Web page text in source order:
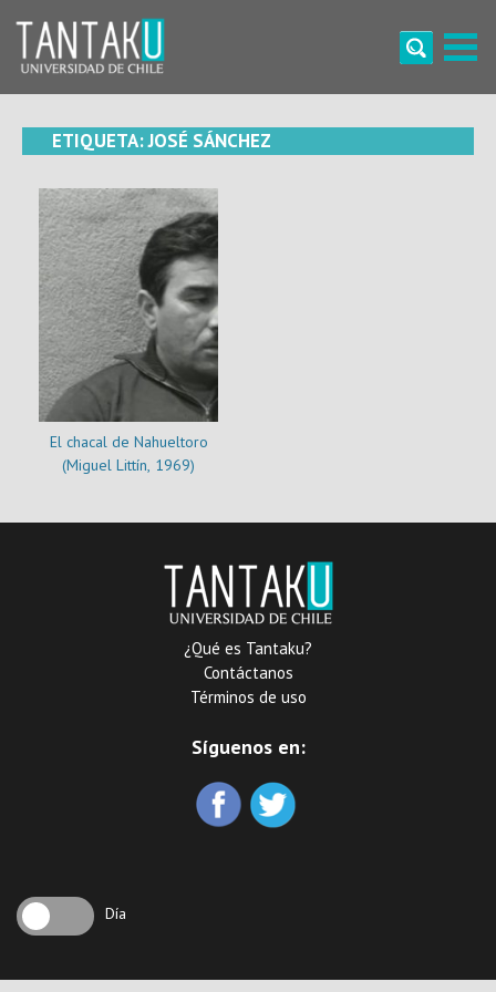
content
ETIQUETA:JOSÉ SÁNCHEZ
El chacal de Nahueltoro
(Miguel Littín, 1969)
¿Qué es Tantaku?
Contáctanos
Términos de uso
Síguenos en:
Día